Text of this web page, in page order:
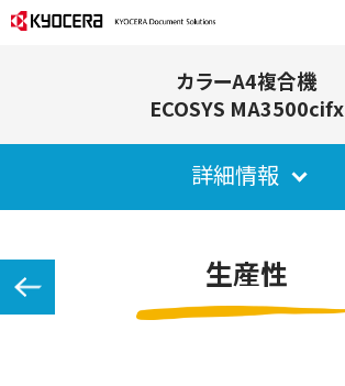
カラーA4複合機
ECOSYS MA3500cifx
詳細情報
生産性